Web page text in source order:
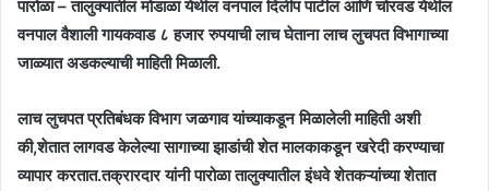
पारोळा – तालुक्यातील मोडाळा येथील वनपाल दिलीप पाटील आणि चोरवड येथील
वनपाल वैशाली गायकवाड ८ हजार रुपयाची लाच घेताना लाच लुचपत विभागाच्या
जाळ्यात अडकल्याची माहिती मिळाली.
लाच लुचपत प्रतिबंधक विभाग जळगाव यांच्याकडून मिळालेली माहिती अशी
की,शेतात लागवड केलेल्या सागाच्या झाडांची शेत मालकाकडून खरेदी करण्याचा
व्यापार करतात.तक्रारदार यांनी पारोळा तालुक्यातील इंधवे शेतकऱ्यांच्या शेतात